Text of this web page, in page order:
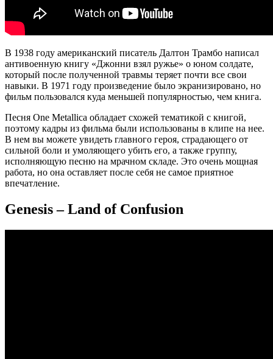
В 1938 году американский писатель Далтон Трамбо написал
антивоенную книгу «Джонни взял ружье» о юном солдате,
который после полученной травмы теряет почти все свои
навыки. В 1971 году произведение было экранизировано, но
фильм пользовался куда меньшей популярностью, чем книга.
Песня One Metallica обладает схожей тематикой с книгой,
поэтому кадры из фильма были использованы в клипе на нее.
В нем вы можете увидеть главного героя, страдающего от
сильной боли и умоляющего убить его, а также группу,
исполняющую песню на мрачном складе. Это очень мощная
работа, но она оставляет после себя не самое приятное
впечатление.
Genesis – Land of Confusion